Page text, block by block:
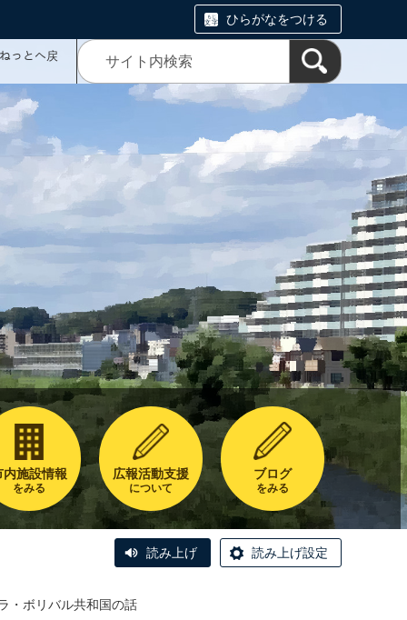
ひらがなをつける
っとへ戻
内施設情報
をみる
広報活動支援
について
ブログ
をみる
読み上げ 読み上げ設定
・ボリバル共和国の話